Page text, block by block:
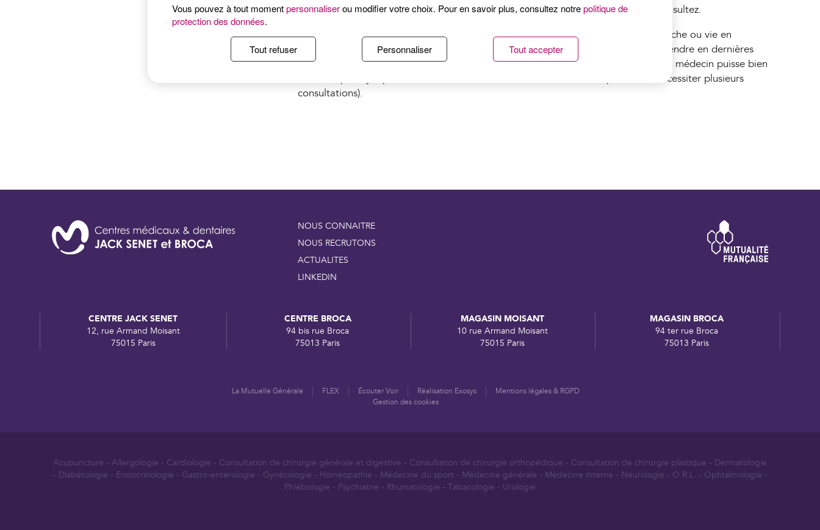
Surtout, souvenez-vous qu’il n’y a pas de gêne ni de honte à avoir quand vous consultez.
Pour l’établissement d’uncertificats de sportet de bonne santé (avant une embauche ou vie en
collectivité), pensez à ramener votre carnet de vaccinations et évitez de vous y prendre en dernières
minute (plusieurs examens complémentaires peuvent être nécessaires avant que le médecin puisse bien
attester qu’il n’y a pas de contre-indication à l’activité choisie. Ceci peut donc nécessiter plusieurs
consultations).
NOUS CONNAITRE
NOUS RECRUTONS
ACTUALITES
LINKEDIN
CENTRE JACK SENET
12, rue Armand Moisant
75015 Paris
CENTRE BROCA
94 bis rue Broca
75013 Paris
MAGASIN MOISANT
10 rue Armand Moisant
75015 Paris
MAGASIN BROCA
94 ter rue Broca
75013 Paris
La Mutuelle Générale FLEX Écouter Voir Réalisation Exosys
Mentions légales & RGPD
Gestion des cookies
Acupuncture - Allergologie - Cardiologie - Consultation de chirurgie générale et digestive - Consultation de chirurgie orthopédique - Consultation de chirurgie plastique - Dermatologie
- Diabétologie - Endocrinologie - Gastro-entérologie - Gynécologie - Homéopathie - Médecine du sport - Médecine générale - Médecine interne - Neurologie - O.R.L. - Ophtalmologie -
Phlébologie - Psychiatrie - Rhumatologie - Tabacologie - Urologie
Vous pouvez à tout momentpersonnaliserou modifier votre choix. Pour en savoir plus, consultez notrepolitique de
protection des données.
Tout accepter
Personnaliser
Tout refuser